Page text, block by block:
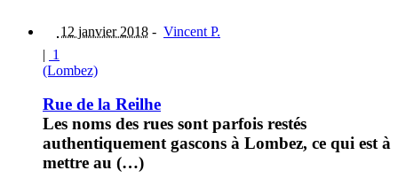
12 janvier 2018 - Vincent P.
| 1
(Lombez)
Rue de la Reilhe
Les noms des rues sont parfois restés
authentiquement gascons à Lombez, ce qui est à
mettre au (…)